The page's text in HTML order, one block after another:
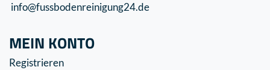
info@fussbodenreinigung24.de
MEIN KONTO
Registrieren